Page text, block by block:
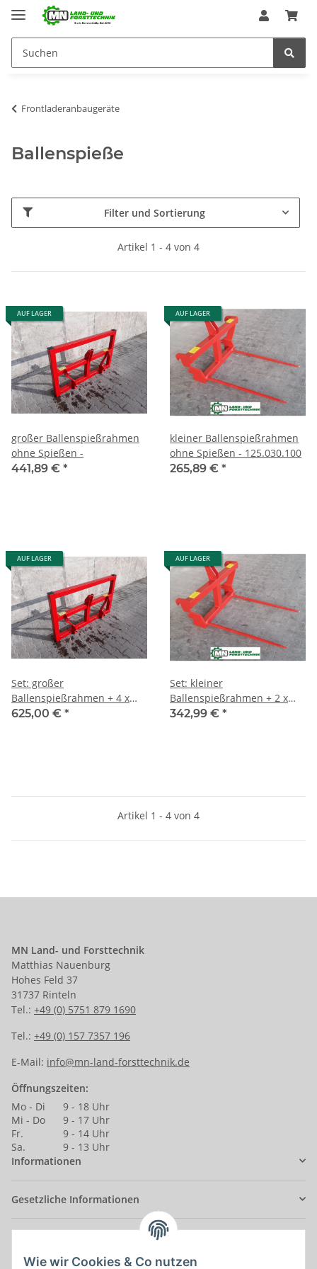
Wie wir Cookies & Co nutzen
Frontladeranbaugeräte
Ballenspieße
Filter und Sortierung
Artikel 1 - 4 von 4
AUF LAGER
großer Ballenspießrahmen
ohne Spießen -
441,89 € *
AUF LAGER
kleiner Ballenspießrahmen
ohne Spießen - 125.030.100
265,89 € *
AUF LAGER
Set: großer
Ballenspießrahmen + 4 x
Spieße 1100mm
625,00 € *
AUF LAGER
Set: kleiner
Ballenspießrahmen + 2 x
Spieße 1100mm
342,99 € *
Artikel 1 - 4 von 4
MN Land- und Forsttechnik
Matthias Nauenburg
Hohes Feld 37
31737 Rinteln
Tel.: +49 (0) 5751 879 1690
Tel.: +49 (0) 157 7357 196
E-Mail: info@mn-land-forsttechnik.de
Öffnungszeiten:
Mo - Di
9 - 18 Uhr
Mi - Do
9 - 17 Uhr
Fr.
9 - 14 Uhr
Sa.
9 - 13 Uhr
Informationen
Gesetzliche Informationen
Alle mit*markierten Felder sind Pflichtfelder.